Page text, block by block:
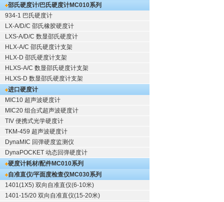
邵氏硬度计/巴氏硬度计MC010系列
934-1 巴氏硬度计
LX-A/D/C 邵氏橡胶硬度计
LXS-A/D/C 数显邵氏硬度计
HLX-A/C 邵氏硬度计支架
HLX-D 邵氏硬度计支架
HLXS-A/C 数显邵氏硬度计支架
HLXS-D 数显邵氏硬度计支架
进口硬度计
MIC10 超声波硬度计
MIC20 组合式超声波硬度计
TIV 便携式光学硬度计
TKM-459 超声波硬度计
DynaMIC 回弹硬度监测仪
DynaPOCKET 动态回弹硬度计
硬度计耗材/配件MC010系列
自准直仪/平面度检查仪MC030系列
1401(1X5) 双向自准直仪(6-10米)
1401-15/20 双向自准直仪(15-20米)